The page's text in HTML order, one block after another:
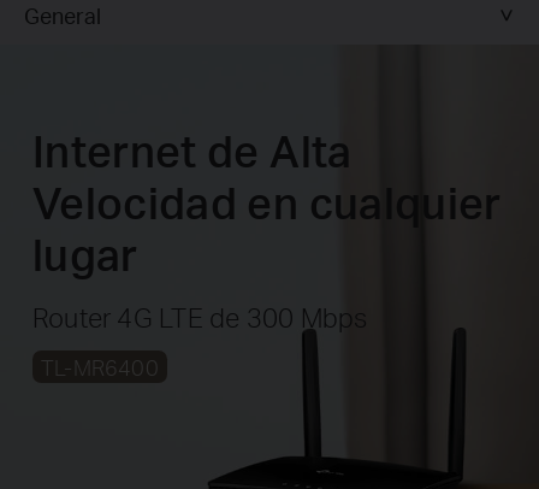
General
Internet de Alta
Velocidad en cualquier
lugar
Router 4G LTE de 300 Mbps
TL-MR6400